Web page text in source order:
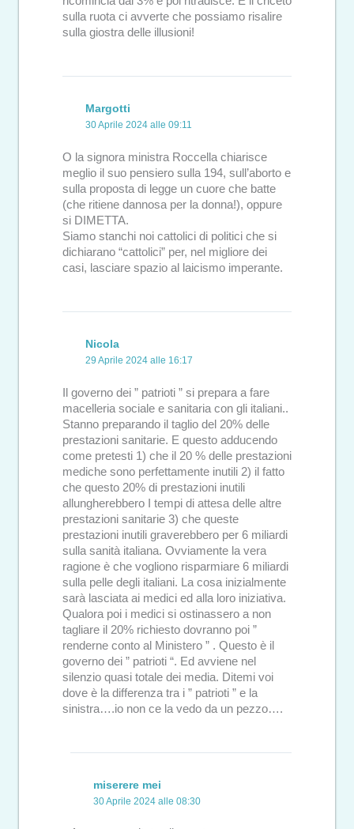
sulla ruota ci avverte che possiamo risalire
sulla giostra delle illusioni!
Margotti
30 Aprile 2024 alle 09:11
O la signora ministra Roccella chiarisce
meglio il suo pensiero sulla 194, sull’aborto e
sulla proposta di legge un cuore che batte
(che ritiene dannosa per la donna!), oppure
si DIMETTA.
Siamo stanchi noi cattolici di politici che si
dichiarano “cattolici” per, nel migliore dei
casi, lasciare spazio al laicismo imperante.
Nicola
29 Aprile 2024 alle 16:17
Il governo dei ” patrioti ” si prepara a fare
macelleria sociale e sanitaria con gli italiani..
Stanno preparando il taglio del 20% delle
prestazioni sanitarie. E questo adducendo
come pretesti 1) che il 20 % delle prestazioni
mediche sono perfettamente inutili 2) il fatto
che questo 20% di prestazioni inutili
allungherebbero I tempi di attesa delle altre
prestazioni sanitarie 3) che queste
prestazioni inutili graverebbero per 6 miliardi
sulla sanità italiana. Ovviamente la vera
ragione è che vogliono risparmiare 6 miliardi
sulla pelle degli italiani. La cosa inizialmente
sarà lasciata ai medici ed alla loro iniziativa.
Qualora poi i medici si ostinassero a non
tagliare il 20% richiesto dovranno poi ”
renderne conto al Ministero ” . Questo è il
governo dei ” patrioti “. Ed avviene nel
silenzio quasi totale dei media. Ditemi voi
dove è la differenza tra i ” patrioti ” e la
sinistra….io non ce la vedo da un pezzo….
miserere mei
30 Aprile 2024 alle 08:30